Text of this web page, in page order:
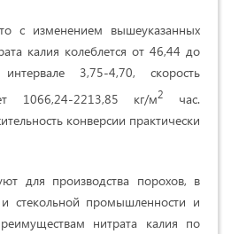
с изменением вышеуказанных
калия колеблется от 46,44 до
3,75-4,70, скорость
1066,24-2213,85 кг/м2
час.
конверсии практически
для производства порохов, в
стекольной промышленности и
нитрата калия по